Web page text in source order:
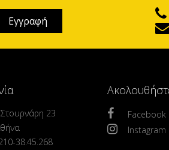
23
38.45.268
Facebook
Instagram